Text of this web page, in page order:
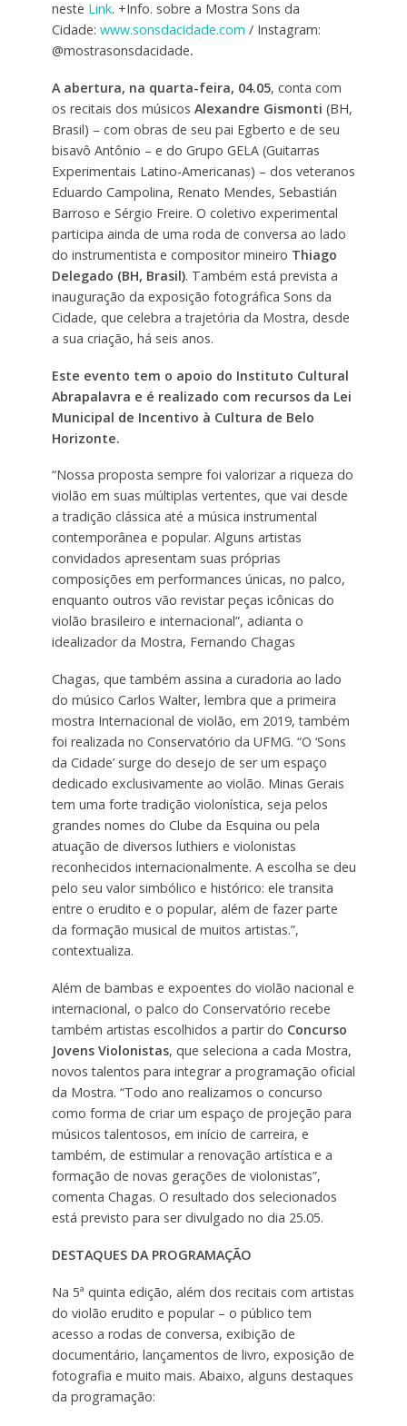
neste Link. +Info. sobre a Mostra Sons da
Cidade: www.sonsdacidade.com / Instagram:
@mostrasonsdacidade.
A abertura, na quarta-feira, 04.05, conta com
os recitais dos músicos Alexandre Gismonti (BH,
Brasil) – com obras de seu pai Egberto e de seu
bisavô Antônio – e do Grupo GELA (Guitarras
Experimentais Latino-Americanas) – dos veteranos
Eduardo Campolina, Renato Mendes, Sebastián
Barroso e Sérgio Freire. O coletivo experimental
participa ainda de uma roda de conversa ao lado
do instrumentista e compositor mineiro Thiago
Delegado (BH, Brasil). Também está prevista a
inauguração da exposição fotográfica Sons da
Cidade, que celebra a trajetória da Mostra, desde
a sua criação, há seis anos.
Este evento tem o apoio do Instituto Cultural
Abrapalavra e é realizado com recursos da Lei
Municipal de Incentivo à Cultura de Belo
Horizonte.
“Nossa proposta sempre foi valorizar a riqueza do
violão em suas múltiplas vertentes, que vai desde
a tradição clássica até a música instrumental
contemporânea e popular. Alguns artistas
convidados apresentam suas próprias
composições em performances únicas, no palco,
enquanto outros vão revistar peças icônicas do
violão brasileiro e internacional”, adianta o
idealizador da Mostra, Fernando Chagas
Chagas, que também assina a curadoria ao lado
do músico Carlos Walter, lembra que a primeira
mostra Internacional de violão, em 2019, também
foi realizada no Conservatório da UFMG. “O ‘Sons
da Cidade’ surge do desejo de ser um espaço
dedicado exclusivamente ao violão. Minas Gerais
tem uma forte tradição violonística, seja pelos
grandes nomes do Clube da Esquina ou pela
atuação de diversos luthiers e violonistas
reconhecidos internacionalmente. A escolha se deu
pelo seu valor simbólico e histórico: ele transita
entre o erudito e o popular, além de fazer parte
da formação musical de muitos artistas.”,
contextualiza.
Além de bambas e expoentes do violão nacional e
internacional, o palco do Conservatório recebe
também artistas escolhidos a partir do Concurso
Jovens Violonistas, que seleciona a cada Mostra,
novos talentos para integrar a programação oficial
da Mostra. “Todo ano realizamos o concurso
como forma de criar um espaço de projeção para
músicos talentosos, em início de carreira, e
também, de estimular a renovação artística e a
formação de novas gerações de violonistas”,
comenta Chagas. O resultado dos selecionados
está previsto para ser divulgado no dia 25.05.
DESTAQUES DA PROGRAMAÇÃO
Na 5ª quinta edição, além dos recitais com artistas
do violão erudito e popular – o público tem
acesso a rodas de conversa, exibição de
documentário, lançamentos de livro, exposição de
fotografia e muito mais. Abaixo, alguns destaques
da programação: